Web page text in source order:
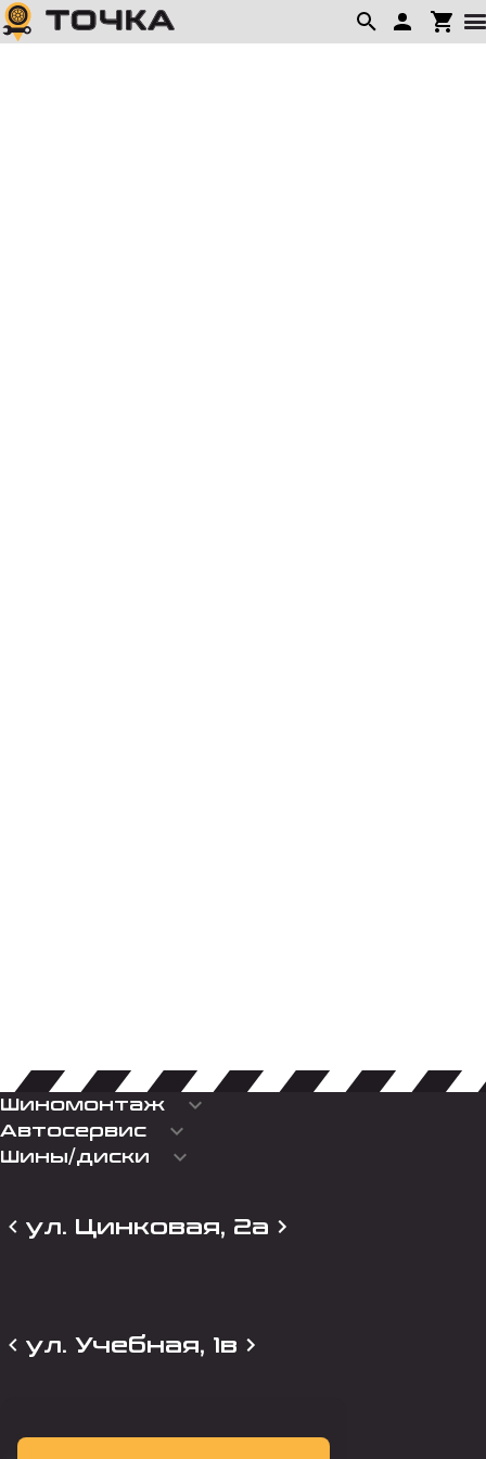
Шиномонтаж keyboard_arrow_down
Автосервис keyboard_arrow_down
Шины/диски keyboard_arrow_down
ул. Цинковая, 2а
ул. Учебная, 1в